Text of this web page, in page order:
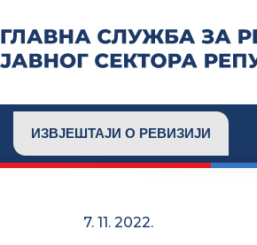
ИЗВЈЕШТАЈИ О РЕВИЗИЈИ
7. 11. 2022.